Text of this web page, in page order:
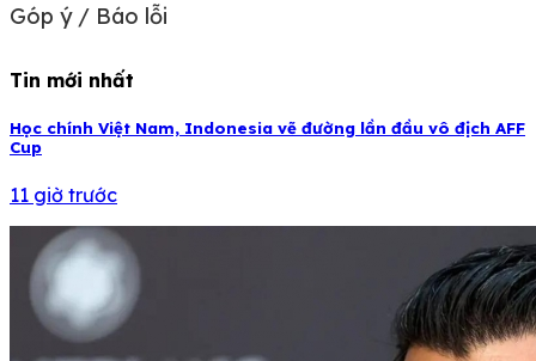
Góp ý / Báo lỗi
Tin mới nhất
Học chính Việt Nam, Indonesia vẽ đường lần đầu vô địch AFF
Cup
11 giờ trước